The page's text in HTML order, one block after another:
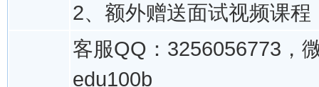
2、额外赠送面试视频课程
客服QQ：3256056773，
edu100b